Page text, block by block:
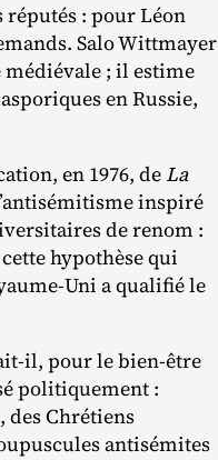
réputés : pour Léon
Salo Wittmayer
médiévale ; il estime
en Russie,
en 1976, deLa
inspiré
de renom :
hypothèse qui
a qualifié le
pour le bien‐​être
politiquement :
des Chrétiens
antisémites